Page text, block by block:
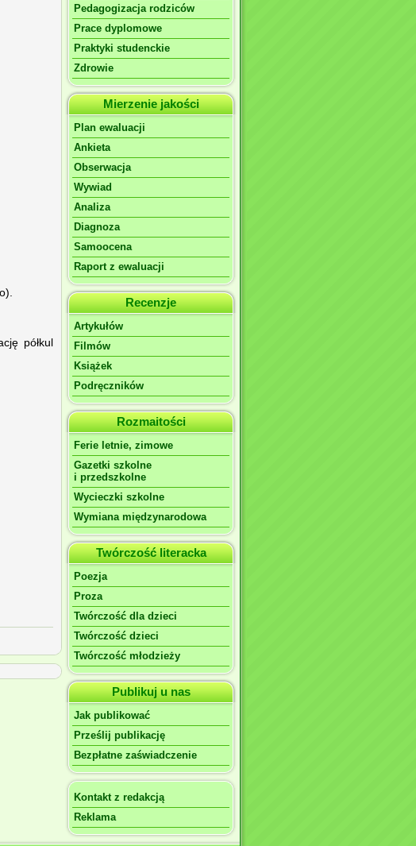
półkul
Pedagogizacja rodziców
Prace dyplomowe
Praktyki studenckie
Zdrowie
Mierzenie jakości
Plan ewaluacji
Ankieta
Obserwacja
Wywiad
Analiza
Diagnoza
Samoocena
Raport z ewaluacji
Recenzje
Artykułów
Filmów
Książek
Podręczników
Rozmaitości
Ferie letnie, zimowe
Gazetki szkolne
i przedszkolne
Wycieczki szkolne
Wymiana międzynarodowa
Twórczość literacka
Poezja
Proza
Twórczość dla dzieci
Twórczość dzieci
Twórczość młodzieży
Publikuj u nas
Jak publikować
Prześlij publikację
Bezpłatne zaświadczenie
Kontakt z redakcją
Reklama